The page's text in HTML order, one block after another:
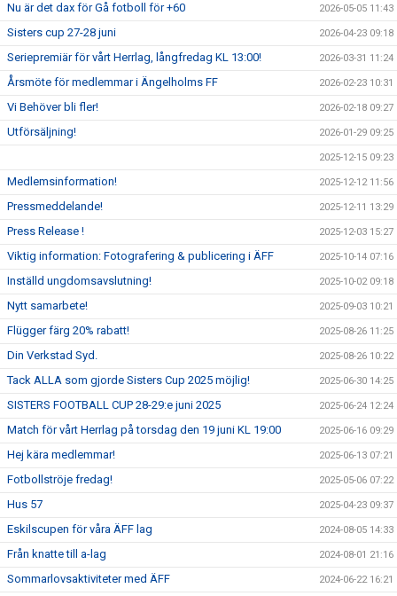
Nu är det dax för Gå fotboll för +60 2026-05-05 11:43
Sisters cup 27-28 juni 2026-04-23 09:18
Seriepremiär för vårt Herrlag, långfredag KL 13:00! 2026-03-31 11:24
Årsmöte för medlemmar i Ängelholms FF 2026-02-23 10:31
Vi Behöver bli fler! 2026-02-18 09:27
Utförsäljning! 2026-01-29 09:25
2025-12-15 09:23
Medlemsinformation! 2025-12-12 11:56
Pressmeddelande! 2025-12-11 13:29
Press Release ! 2025-12-03 15:27
Viktig information: Fotografering & publicering i ÄFF 2025-10-14 07:16
Inställd ungdomsavslutning! 2025-10-02 09:18
Nytt samarbete! 2025-09-03 10:21
Flügger färg 20% rabatt! 2025-08-26 11:25
Din Verkstad Syd. 2025-08-26 10:22
Tack ALLA som gjorde Sisters Cup 2025 möjlig! 2025-06-30 14:25
SISTERS FOOTBALL CUP 28-29:e juni 2025 2025-06-24 12:24
Match för vårt Herrlag på torsdag den 19 juni KL 19:00 2025-06-16 09:29
Hej kära medlemmar! 2025-06-13 07:21
Fotbollströje fredag! 2025-05-06 07:22
Hus 57 2025-04-23 09:37
Eskilscupen för våra ÄFF lag 2024-08-05 14:33
Från knatte till a-lag 2024-08-01 21:16
Sommarlovsaktiviteter med ÄFF 2024-06-22 16:21